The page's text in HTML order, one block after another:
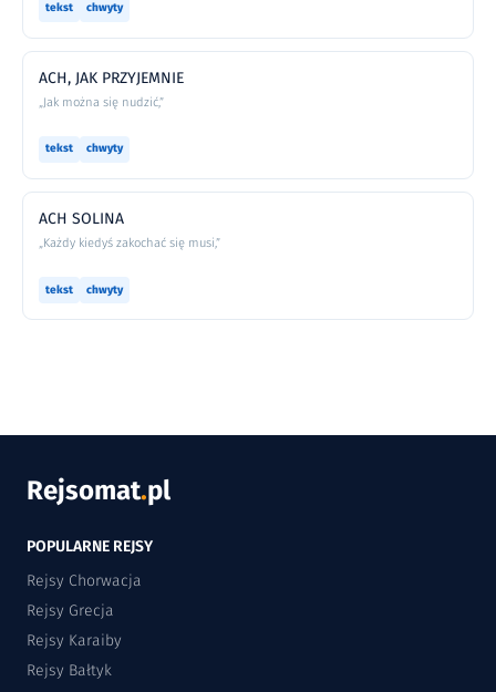
tekst chwyty
ACH, JAK PRZYJEMNIE
„Jak można się nudzić,”
tekst chwyty
ACH SOLINA
„Każdy kiedyś zakochać się musi,”
tekst chwyty
Rejsomat.pl
POPULARNE REJSY
Rejsy Chorwacja
Rejsy Grecja
Rejsy Karaiby
Rejsy Bałtyk